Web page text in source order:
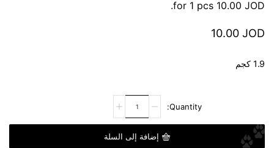
10.00 JOD
10.00 JOD
1.9 كجم
إضافة إلى السلة